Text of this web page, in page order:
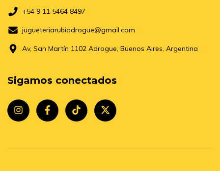
+54 9 11 5464 8497
jugueteriarubiadrogue@gmail.com
Av, San Martín 1102 Adrogue, Buenos Aires, Argentina
Sigamos conectados